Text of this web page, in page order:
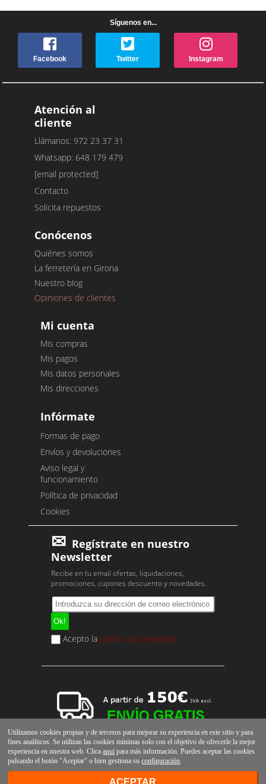
Síguenos en...
Facebook Twitter Instagram
Atención al
cliente
Llámanos: 972 23 37 31
Whatsapp: 648 179 479
[email protected]
Contacto
Solicita repuestos
Conócenos
Quiénes somos
La ferretería en Girona
Nuestro blog
Opiniones de clientes
Mi cuenta
Mis compras
Mis pagos
Mis datos personales
Mis direcciones
Infórmate
Formas de pago
Envíos y devoluciones
Aviso legal y
funcionamiento
Política de privacidad
Cookies
Regístrate en nuestro
Newsletter
Recibe en tu email ofertas, liquidaciones,
promociones, cupones descuento y novedades.
Acepto la política de privacidad
Utilizamos cookies propias y de terceros para mejorar su experiencia en este sitio y para
fines analíticos. Se utilizan las cookies mínimas solo con el objetivo de ofrecerle la mejor
experiencia en nuestra web. Clicaaquí para más información. Puedes aceptar las cookies
pulsando el botón "Aceptar" o bien gestiona suconfiguración.
ACEPTAR